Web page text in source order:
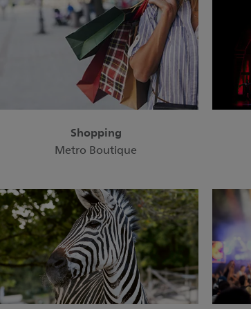
Shopping
Metro Boutique